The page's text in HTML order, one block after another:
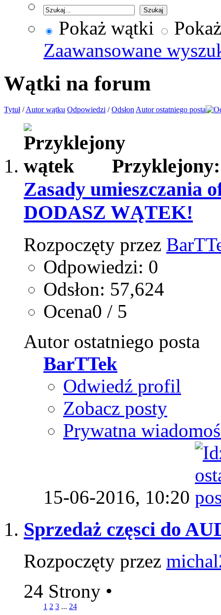
Pokaż wątki
Zaawansowane
Wątki na forum
Tytuł/Autor wątku Odpowiedzi /Odsłon Autor ostatniego posta
Zasady
DODASZ WĄTEK!
Rozpoczęty przez
Odpowiedzi: 0
Odsłon: 57,624
Ocena0 / 5
Autor ostatniego posta
BarTTek
Odwiedź profil
Zobacz posty
Prywatna
15-06-2016, 10:20
Sprzedaż częsci do
Rozpoczęty przez
24 Strony •
1 2 3 ... 24